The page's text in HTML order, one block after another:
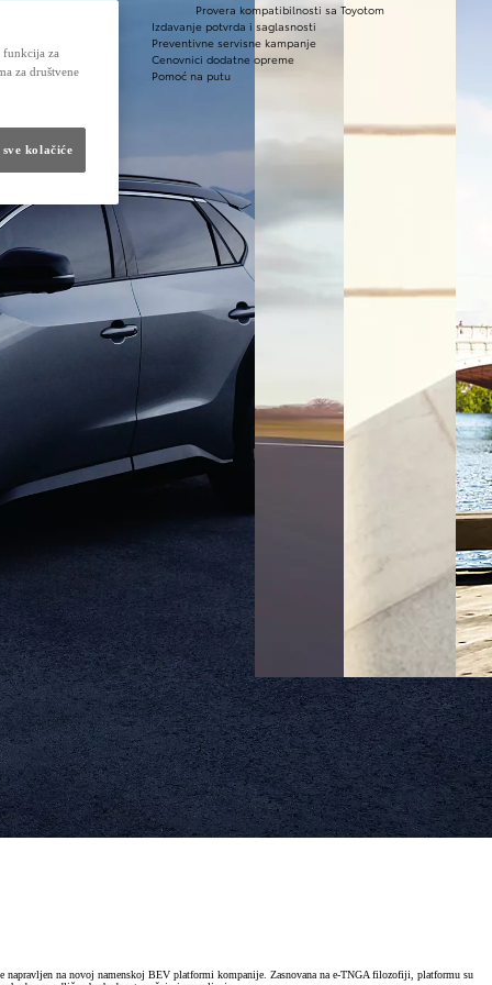
Provera kompatibilnosti sa Toyotom
Izdavanje potvrda i saglasnosti
Preventivne servisne kampanje
Cenovnici dodatne opreme
Pomoć na putu
na novoj namenskoj BEV platformi kompanije. Zasnovana na e-TNGA filozofiji, platformu su
funkcija za
za društvene
kolačiće